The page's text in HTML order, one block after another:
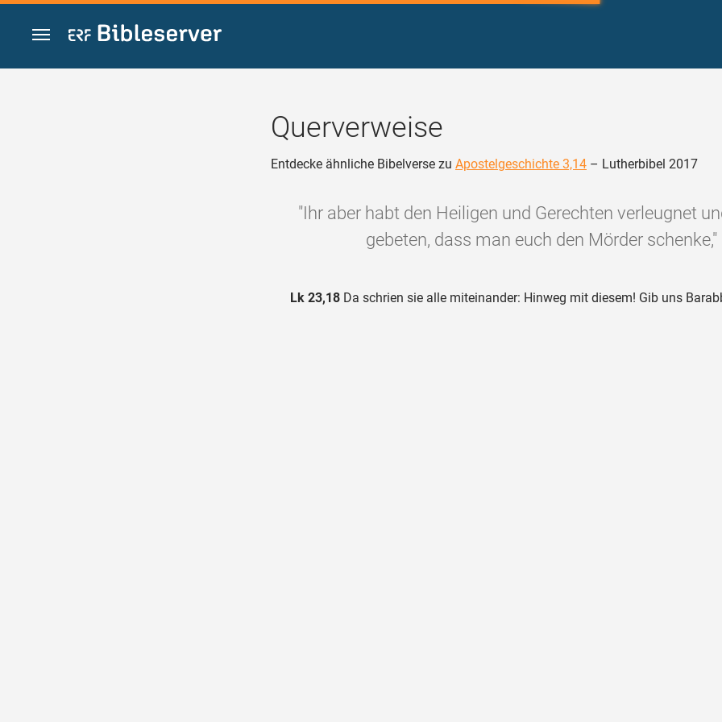
Zum Inhalt springen
Querverweise
Entdecke ähnliche Bibelverse zu Apostelgeschichte 3,14 – Lutherbibel 2017
"Ihr aber habt den Heiligen und Gerechten verleugnet
gebeten, dass man euch den Mörder schenke,"
Lk 23,18 Da schrien sie alle miteinander: Hinweg mit diesem! Gib uns